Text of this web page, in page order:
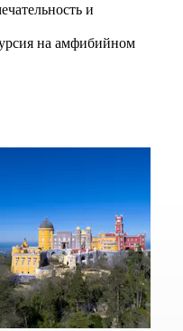
и
на амфибийном